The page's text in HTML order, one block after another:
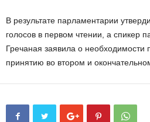
В результате парламентарии
голосов в первом чтении, а спикер
Гречаная заявила о необходимости
принятию во втором и